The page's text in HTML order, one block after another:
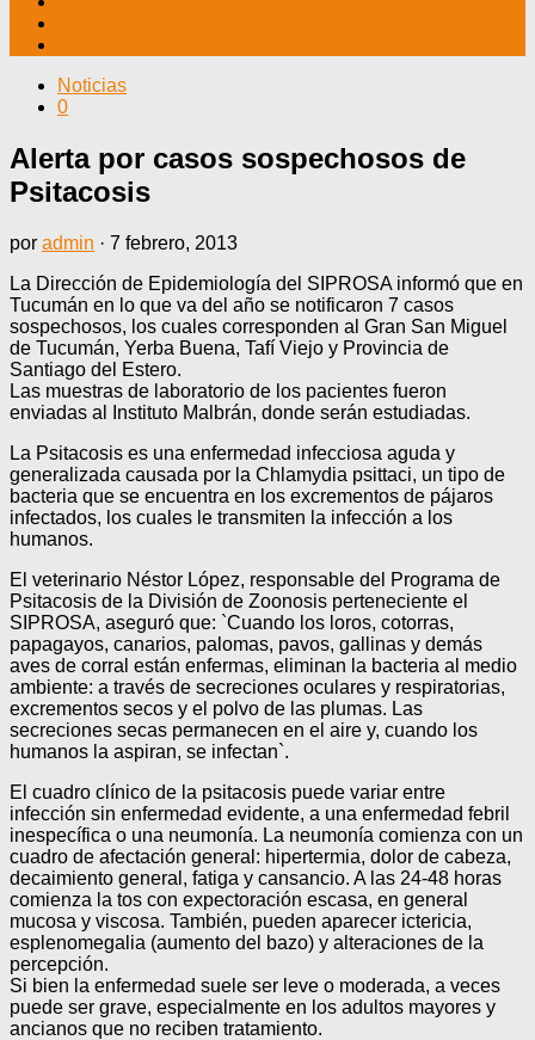
Noticias
0
Alerta por casos sospechosos de
Psitacosis
por admin · 7 febrero, 2013
La Dirección de Epidemiología del SIPROSA informó que en
Tucumán en lo que va del año se notificaron 7 casos
sospechosos, los cuales corresponden al Gran San Miguel
de Tucumán, Yerba Buena, Tafí Viejo y Provincia de
Santiago del Estero.
Las muestras de laboratorio de los pacientes fueron
enviadas al Instituto Malbrán, donde serán estudiadas.
La Psitacosis es una enfermedad infecciosa aguda y
generalizada causada por la Chlamydia psittaci, un tipo de
bacteria que se encuentra en los excrementos de pájaros
infectados, los cuales le transmiten la infección a los
humanos.
El veterinario Néstor López, responsable del Programa de
Psitacosis de la División de Zoonosis perteneciente el
SIPROSA, aseguró que: `Cuando los loros, cotorras,
papagayos, canarios, palomas, pavos, gallinas y demás
aves de corral están enfermas, eliminan la bacteria al medio
ambiente: a través de secreciones oculares y respiratorias,
excrementos secos y el polvo de las plumas. Las
secreciones secas permanecen en el aire y, cuando los
humanos la aspiran, se infectan`.
El cuadro clínico de la psitacosis puede variar entre
infección sin enfermedad evidente, a una enfermedad febril
inespecífica o una neumonía. La neumonía comienza con un
cuadro de afectación general: hipertermia, dolor de cabeza,
decaimiento general, fatiga y cansancio. A las 24-48 horas
comienza la tos con expectoración escasa, en general
mucosa y viscosa. También, pueden aparecer ictericia,
esplenomegalia (aumento del bazo) y alteraciones de la
percepción.
Si bien la enfermedad suele ser leve o moderada, a veces
puede ser grave, especialmente en los adultos mayores y
ancianos que no reciben tratamiento.